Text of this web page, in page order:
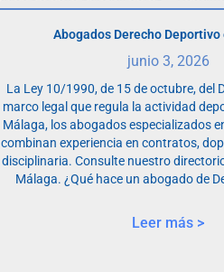
Abogados Derecho Deportivo
junio 3, 2026
La Ley 10/1990, de 15 de octubre, del
marco legal que regula la actividad
Málaga, los abogados especializados
combinan experiencia en contratos,
disciplinaria. Consulte nuestro
Málaga. ¿Qué hace un abogado de
Leer más >